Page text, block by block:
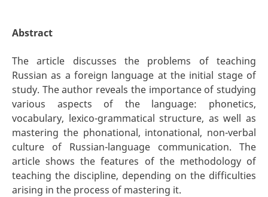
Abstract
The article discusses the problems of teaching
Russian as a foreign language at the initial stage of
study. The author reveals the importance of studying
various aspects of the language: phonetics,
vocabulary, lexico-grammatical structure, as well as
mastering the phonational, intonational, non-verbal
culture of Russian-language communication. The
article shows the features of the methodology of
teaching the discipline, depending on the difficulties
arising in the process of mastering it.